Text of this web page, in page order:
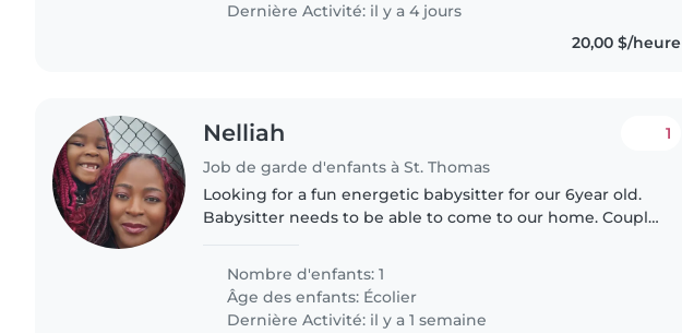
Dernière Activité: il y a 4 jours
20,00 $/heure
Nelliah
Job de garde d'enfants à St. Thomas
1
Looking for a fun energetic babysitter for our 6year old.
Babysitter needs to be able to come to our home. Couple
Nombre d'enfants: 1
Âge des enfants: Écolier
Dernière Activité: il y a 1 semaine